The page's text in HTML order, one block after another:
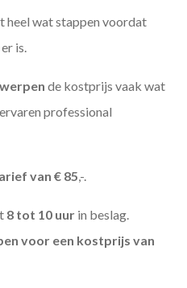
heel wat stappen voordat
er is.
de kostprijs vaak wat
professional
van € 85,-.
8 tot 10 uur in beslag.
voor een kostprijs van